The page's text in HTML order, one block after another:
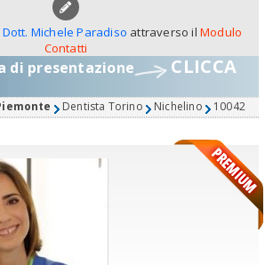
Dott. Michele Paradiso attraverso il Modulo
Contatti
di presentazione CLICCA
Dentista Torino Nichelino 10042